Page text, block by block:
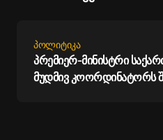
ᲞᲝᲚᲘᲢᲘᲙᲐ
პრემიერ-მინისტრი
მუდმივ კოორდინატორს